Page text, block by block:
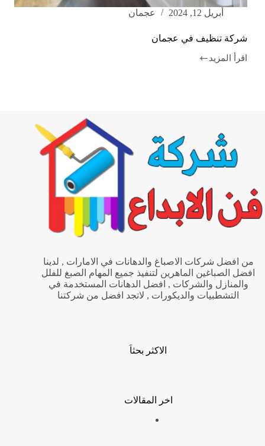
أبريل 12, 2024 عجمان
شركة تنظيف في عجمان
اقرأ المزيد
شركة
من افضل شركات الاصباغ والدهانات في الامارات , لدينا
افضل الصباغين الماهرين لتنفيذ جميع المهام الصبغ للفلل
والمنازل والشركات , افضل الدهانات المستخدمة في
التشطبيات والديكورات , لاتجد افضل من شركتنا
الاكثر بحثاَ
اخر المقالات